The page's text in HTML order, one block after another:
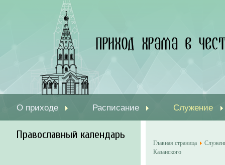
О приходе Расписание Служение
Православный календарь
Главная страница
Казанского